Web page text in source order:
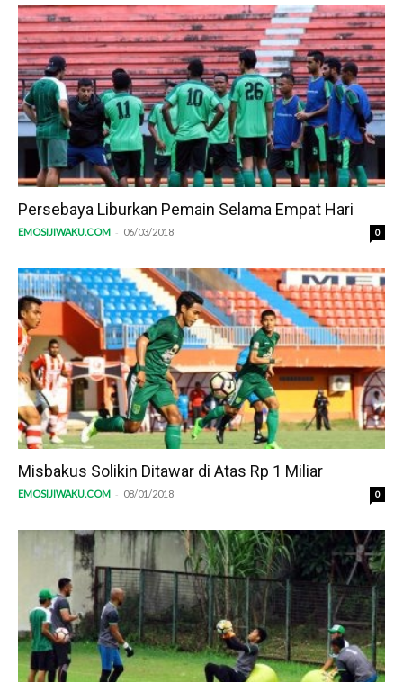
Persebaya Liburkan Pemain Selama Empat Hari
EMOSIJIWAKU.COM - 06/03/2018 0
Misbakus Solikin Ditawar di Atas Rp 1 Miliar
EMOSIJIWAKU.COM - 08/01/2018 0